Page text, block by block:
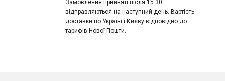
Замовлення прийняті після 15:30
відправляються на наступний день. Вартість
доставки по Україні і Києву відповідно до
тарифів Нової Пошти.